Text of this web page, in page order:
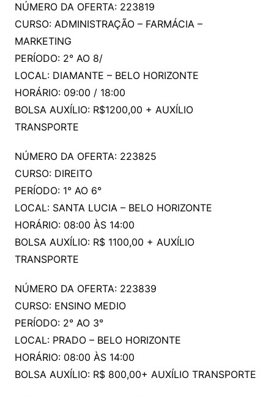
NÚMERO DA OFERTA: 223819
CURSO: ADMINISTRAÇÃO – FARMÁCIA –
MARKETING
PERÍODO: 2° AO 8/
LOCAL: DIAMANTE – BELO HORIZONTE
HORÁRIO: 09:00 / 18:00
BOLSA AUXÍLIO: R$1200,00 + AUXÍLIO
TRANSPORTE
NÚMERO DA OFERTA: 223825
CURSO: DIREITO
PERÍODO: 1° AO 6°
LOCAL: SANTA LUCIA – BELO HORIZONTE
HORÁRIO: 08:00 ÀS 14:00
BOLSA AUXÍLIO: R$ 1100,00 + AUXÍLIO
TRANSPORTE
NÚMERO DA OFERTA: 223839
CURSO: ENSINO MEDIO
PERÍODO: 2° AO 3°
LOCAL: PRADO – BELO HORIZONTE
HORÁRIO: 08:00 ÀS 14:00
BOLSA AUXÍLIO: R$ 800,00+ AUXÍLIO TRANSPORTE